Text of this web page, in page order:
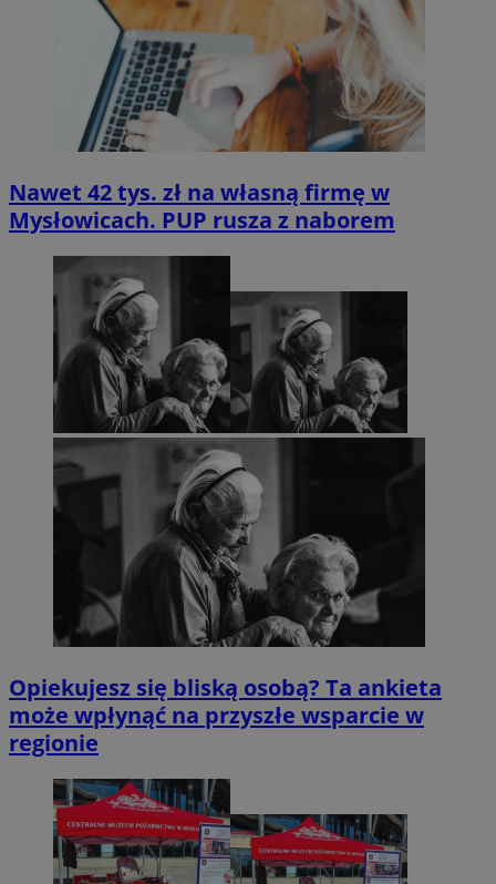
Nawet 42 tys. zł na własną firmę w
Mysłowicach. PUP rusza z naborem
Opiekujesz się bliską osobą? Ta ankieta
może wpłynąć na przyszłe wsparcie w
regionie